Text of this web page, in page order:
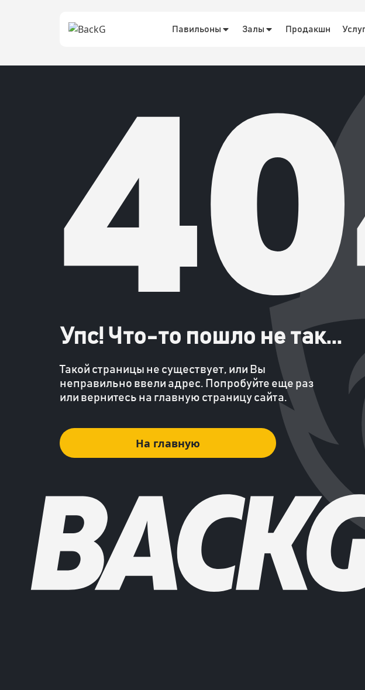
Павильоны Залы Продакшн
Упс! Что-то пошло не так...
Такой страницы не существует, или Вы
неправильно ввели адрес. Попробуйте еще раз
или вернитесь на главную страницу сайта.
На главную